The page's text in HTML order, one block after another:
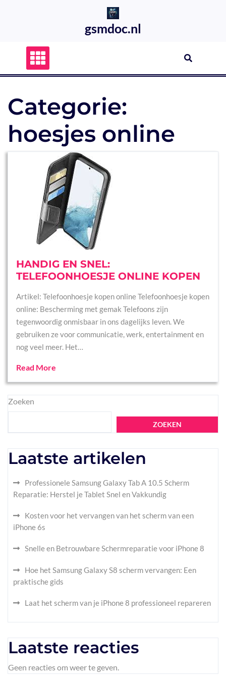
gsmdoc.nl
Categorie:
hoesjes online
HANDIG EN SNEL:
TELEFOONHOESJE ONLINE KOPEN
Artikel: Telefoonhoesje kopen online Telefoonhoesje kopen
online: Bescherming met gemak Telefoons zijn
tegenwoordig onmisbaar in ons dagelijks leven. We
gebruiken ze voor communicatie, werk, entertainment en
nog veel meer. Het…
Read More
Zoeken
ZOEKEN
Laatste artikelen
Professionele Samsung Galaxy Tab A 10.5 Scherm
Reparatie: Herstel je Tablet Snel en Vakkundig
Kosten voor het vervangen van het scherm van een
iPhone 6s
Snelle en Betrouwbare Schermreparatie voor iPhone 8
Hoe het Samsung Galaxy S8 scherm vervangen: Een
praktische gids
Laat het scherm van je iPhone 8 professioneel repareren
Laatste reacties
Geen reacties om weer te geven.